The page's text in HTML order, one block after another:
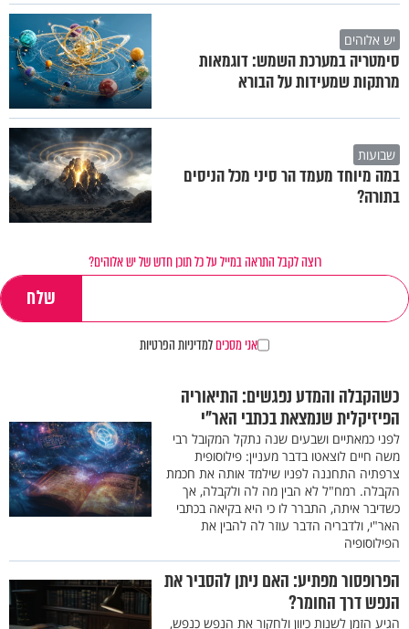
יש אלוהים
סימטריה במערכת השמש: דוגמאות
מרתקות שמעידות על הבורא
שבועות
במה מיוחד מעמד הר סיני מכל הניסים
בתורה?
רוצה לקבל התראה במייל על כל תוכן חדש של יש אלוהים?
אני מסכיםלמדיניות הפרטיות
כשהקבלה והמדע נפגשים: התיאוריה
הפיזיקלית שנמצאת בכתבי האר"י
לפני כמאתיים ושבעים שנה נתקל המקובל רבי
משה חיים לוצאטו בדבר מעניין: פילוסופית
צרפתיה התחננה לפניו שילמד אותה את חכמת
הקבלה. רמח"ל לא הבין מה לה ולקבלה, אך
כשדיבר איתה, התברר לו כי היא בקיאה בכתבי
האר"י, ולדבריה הדבר עוזר לה להבין את
הפילוסופיה
הפרופסור מפתיע: האם ניתן להסביר את
הנפש דרך החומר?
הגיע הזמן לשנות כיוון ולחקור את הנפש כנפש,